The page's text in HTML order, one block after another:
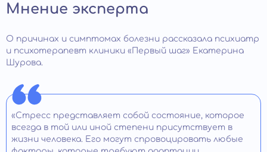
Мнение эксперта
О причинах и симптомах болезни рассказала психиатр
и психотерапевт клиники «Первый шаг» Екатерина
Шурова.
«Стресс представляет собой состояние, которое
всегда в той или иной степени присутствует в
жизни человека. Его могут спровоцировать любые